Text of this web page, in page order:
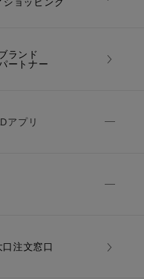
ランド
ートナー
アプリ
⼝注⽂窓⼝